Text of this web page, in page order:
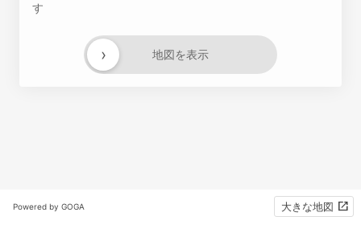
す
地図を表示
›
Powered by GOGA 大きな地図